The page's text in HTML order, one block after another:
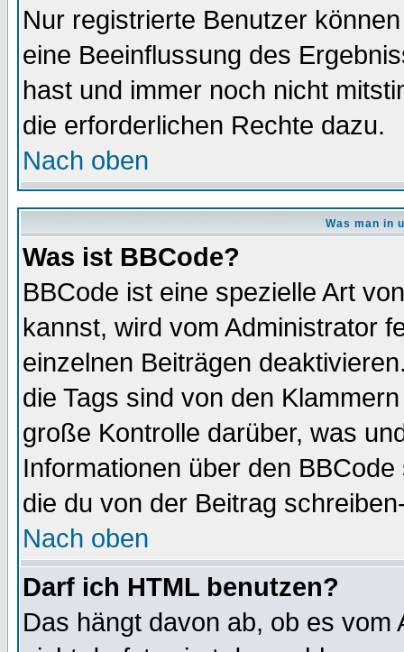
Nur registrierte Benutzer
eine Beeinflussung des
hast und immer noch nicht
die erforderlichen Rechte dazu.
Nach oben
Was man in
Was ist BBCode?
BBCode ist eine spezielle Art
kannst, wird vom Administrator
einzelnen Beiträgen
die Tags sind von den
große Kontrolle darüber, was
Informationen über den
die du von der Beitrag
Nach oben
Darf ich HTML benutzen?
Das hängt davon ab, ob es